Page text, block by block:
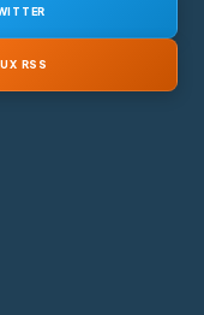
RSS